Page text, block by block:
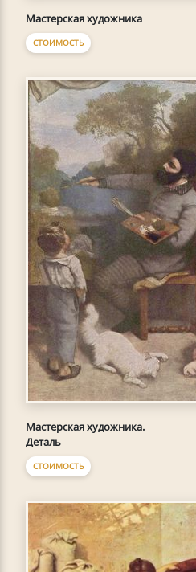
Мастерская художника
СТОИМОСТЬ
Мастерская художника.
Деталь
СТОИМОСТЬ